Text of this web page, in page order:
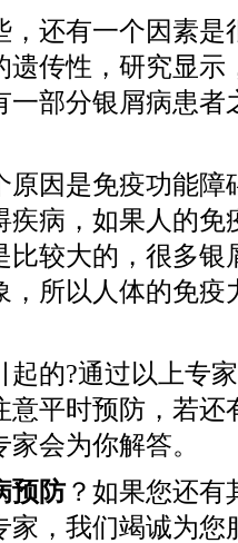
，还有一个因素是
遗传性，研究显示
一部分银屑病患者
原因是免疫功能障
疾病，如果人的免
比较大的，很多银
，所以人体的免疫
起的?通过以上专
意平时预防，若还
会为你解答。
预防？如果您还有
家，我们竭诚为您